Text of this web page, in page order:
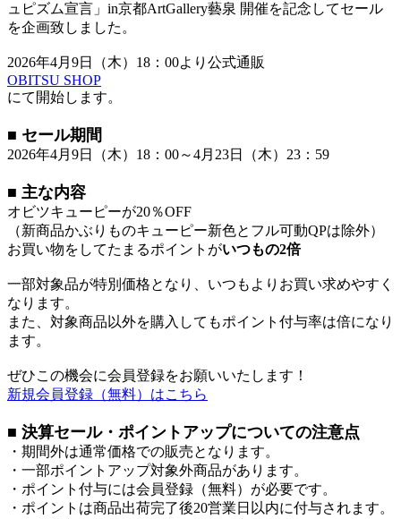
ュピズム宣言」in京都ArtGallery藝泉 開催を記念してセール
を企画致しました。
2026年4月9日（木）18：00より公式通販
OBITSU SHOP
にて開始します。
■ セール期間
2026年4月9日（木）18：00～4月23日（木）23：59
■ 主な内容
オビツキューピーが20％OFF
（新商品かぶりものキューピー新色とフル可動QPは除外）
お買い物をしてたまるポイントがいつもの2倍
一部対象品が特別価格となり、いつもよりお買い求めやすく
なります。
また、対象商品以外を購入してもポイント付与率は倍になり
ます。
ぜひこの機会に会員登録をお願いいたします！
新規会員登録（無料）はこちら
■ 決算セール・ポイントアップについての注意点
・期間外は通常価格での販売となります。
・一部ポイントアップ対象外商品があります。
・ポイント付与には会員登録（無料）が必要です。
・ポイントは商品出荷完了後20営業日以内に付与されます。